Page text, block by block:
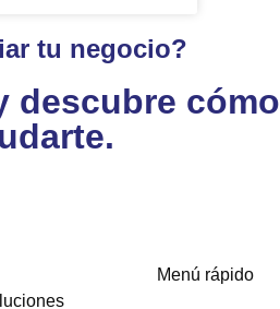
tu negocio?
descubre cómo
Menú rápido